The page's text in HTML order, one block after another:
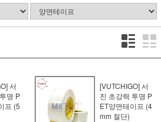
서
명 P
프 (5
[VUTCHIGO] 서
진 초강력 투명 P
ET양면테이프 (4
mm 절단)